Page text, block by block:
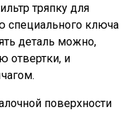
тряпку для
специального ключа
деталь можно,
отвертки, и
поверхности